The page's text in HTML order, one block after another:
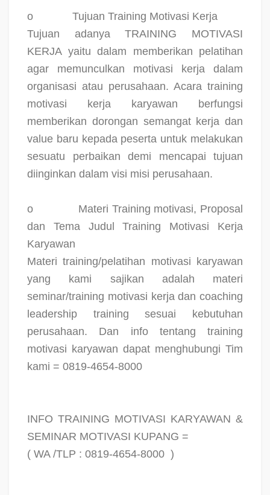
o
Tujuan Training Motivasi Kerja
Tujuan adanya TRAINING MOTIVASI
KERJA yaitu dalam memberikan pelatihan
agar memunculkan motivasi kerja dalam
organisasi atau perusahaan. Acara training
motivasi kerja karyawan berfungsi
memberikan dorongan semangat kerja dan
value baru kepada peserta untuk melakukan
sesuatu perbaikan demi mencapai tujuan
diinginkan dalam visi misi perusahaan.
o
Materi Training motivasi, Proposal
dan Tema Judul Training Motivasi Kerja
Karyawan
Materi training/pelatihan motivasi karyawan
yang kami sajikan adalah materi
seminar/training motivasi kerja dan coaching
leadership training sesuai kebutuhan
perusahaan. Dan info tentang training
motivasi karyawan dapat menghubungi Tim
kami = 0819-4654-8000
INFO TRAINING MOTIVASI KARYAWAN &
SEMINAR MOTIVASI KUPANG =
( WA /TLP : 0819-4654-8000 )